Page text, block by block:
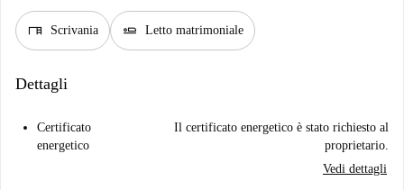
desk Scrivania airline_seat_flat Letto matrimoniale
Dettagli
Certificato
energetico
Il certificato energetico è stato richiesto al
proprietario.
Vedi dettagli